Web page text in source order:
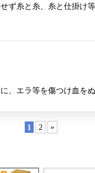
ず糸と糸、糸と仕掛け
、エラ等を傷つけ血をぬ
1 2 »